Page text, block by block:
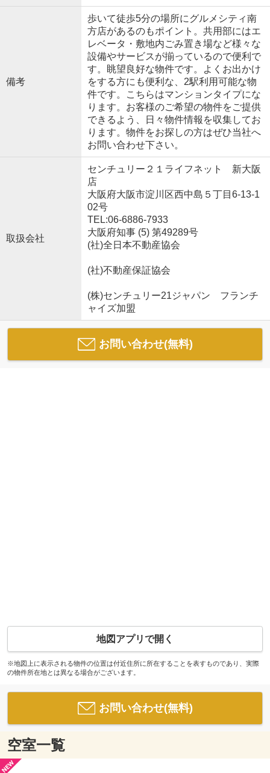
備考
歩いて徒歩5分の場所にグルメシティ南
方店があるのもポイント。共用部にはエ
レベータ・敷地内ごみ置き場など様々な
設備やサービスが揃っているので便利で
す。眺望良好な物件です。よくお出かけ
をする方にも便利な、2駅利用可能な物
件です。こちらはマンションタイプにな
ります。お客様のご希望の物件をご提供
できるよう、日々物件情報を収集してお
ります。物件をお探しの方はぜひ当社へ
お問い合わせ下さい。
取扱会社
センチュリー２１ライフネット 新大阪
店
大阪府大阪市淀川区西中島５丁目6-13-1
02号
TEL:06-6886-7933
大阪府知事 (5) 第49289号
(社)全日本不動産協会
(社)不動産保証協会
(株)センチュリー21ジャパン フランチ
ャイズ加盟
お問い合わせ(無料)
地図アプリで開く
※地図上に表示される物件の位置は付近住所に所在することを表すものであり、実際
の物件所在地とは異なる場合がございます。
お問い合わせ(無料)
空室一覧